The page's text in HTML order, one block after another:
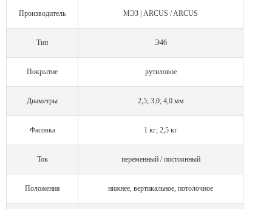
Производитель МЭЗ | ARCUS / ARCUS
Тип Э46
Покрытие рутиловое
Диаметры 2,5; 3,0; 4,0 мм
Фасовка 1 кг; 2,5 кг
Ток переменный / постоянный
Положения нижнее, вертикальное, потолочное